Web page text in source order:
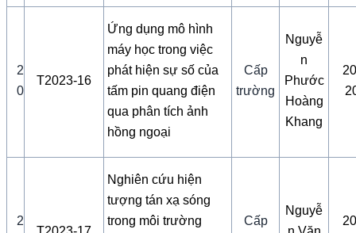
2
0
T2023-16
Ứng dụng mô hình
máy học trong việc
phát hiện sự số của
tấm pin quang điện
qua phân tích ảnh
hồng ngoại
Cấp
trường
Nguyễ
n
Phước
Hoàng
Khang
2
Nghiên cứu hiện
tượng tán xạ sóng
trong môi trường
Cấp
Nguyễ